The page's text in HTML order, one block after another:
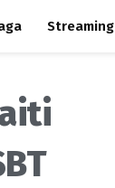
Streaming